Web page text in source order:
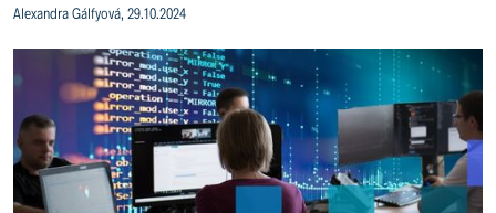
Alexandra Gálfyová, 29.10.2024